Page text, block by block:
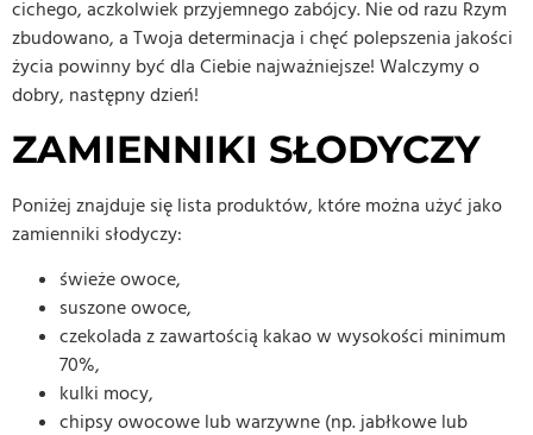
cichego, aczkolwiek przyjemnego zabójcy. Nie od razu Rzym
zbudowano, a Twoja determinacja i chęć polepszenia jakości
życia powinny być dla Ciebie najważniejsze! Walczymy o
dobry, następny dzień!
ZAMIENNIKI SŁODYCZY
Poniżej znajduje się lista produktów, które można użyć jako
zamienniki słodyczy:
świeże owoce,
suszone owoce,
czekolada z zawartością kakao w wysokości minimum
70%,
kulki mocy,
chipsy owocowe lub warzywne (np. jabłkowe lub